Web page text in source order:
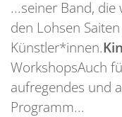
...seiner Band,
den Lohsen
Künstler*innen.
WorkshopsAuch
aufregendes und
Programm...